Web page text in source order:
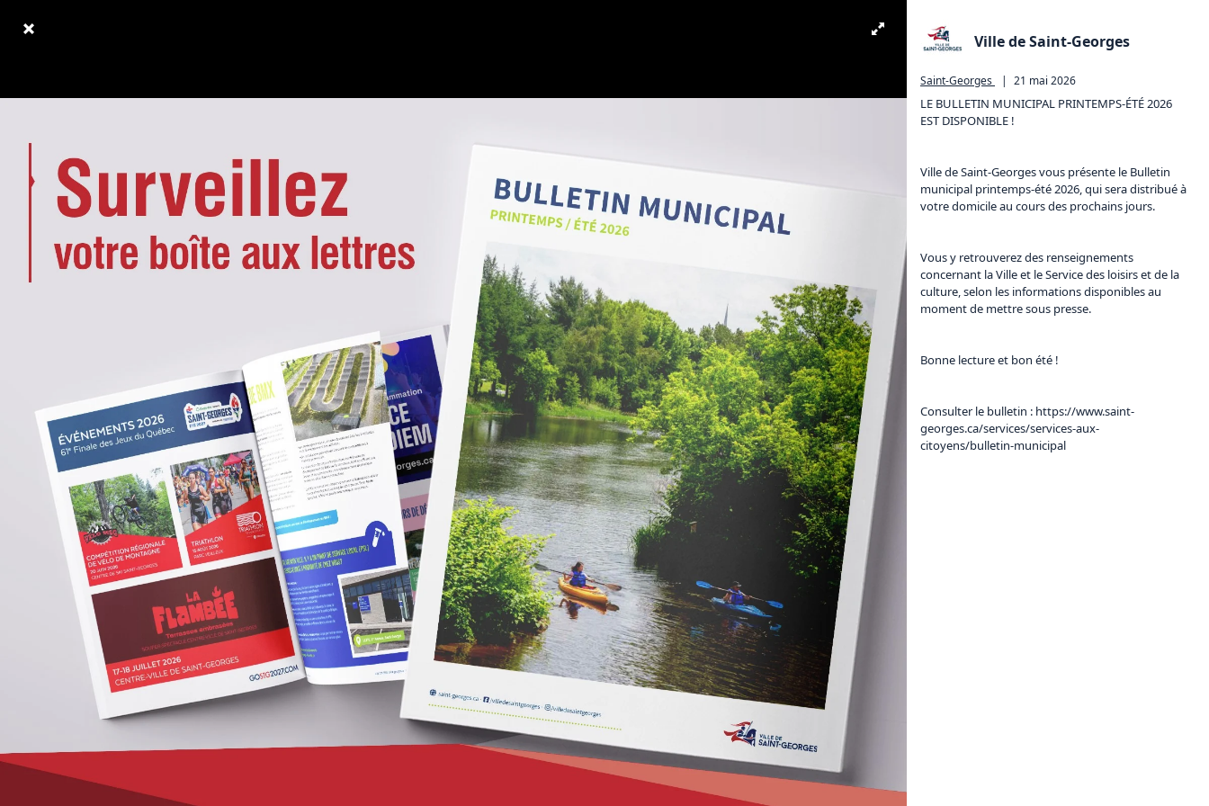
Ville de Saint-Georges
Saint-Georges | 21 mai 2026
LE BULLETIN MUNICIPAL PRINTEMPS-ÉTÉ 2026
EST DISPONIBLE !
Ville de Saint-Georges vous présente le Bulletin
municipal printemps-été 2026, qui sera distribué à
votre domicile au cours des prochains jours.
Vous y retrouverez des renseignements
concernant la Ville et le Service des loisirs et de la
culture, selon les informations disponibles au
moment de mettre sous presse.
Bonne lecture et bon été !
Consulter le bulletin : https://www.saint-
georges.ca/services/services-aux-
citoyens/bulletin-municipal